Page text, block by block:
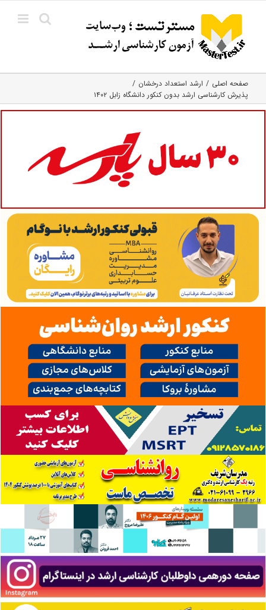
content
صفحه اصلی
ارشد استعداد درخشان
پذیرش کارشناسی ارشد بدون کنکور دانشگاه زابل ۱۴۰۲